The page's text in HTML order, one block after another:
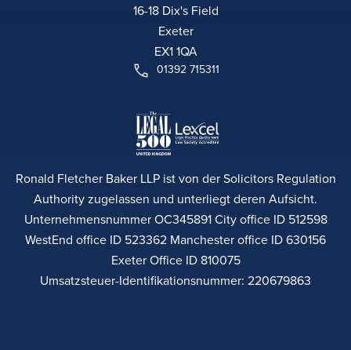
16-18 Dix's Field
Exeter
EX1 1QA
01392 715311
Ronald Fletcher Baker LLP ist von der Solicitors Regulation
Authority zugelassen und unterliegt deren Aufsicht.
Unternehmensnummer OC345891 City office ID 512598
WestEnd office ID 523362 Manchester office ID 630156
Exeter Office ID 810075
Umsatzsteuer-Identifikationsnummer: 220679863